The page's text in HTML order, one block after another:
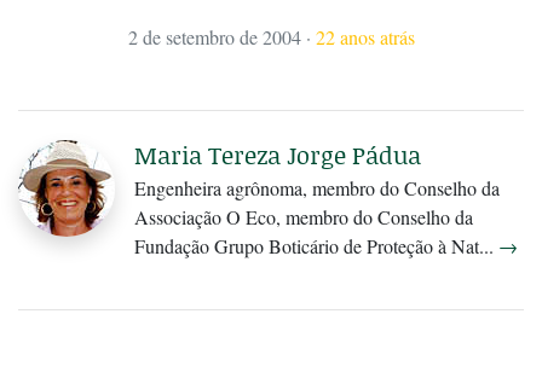
2 de setembro de 2004 · 22 anos atrás
Maria Tereza Jorge Pádua
Engenheira agrônoma, membro do Conselho da
Associação O Eco, membro do Conselho da
Fundação Grupo Boticário de Proteção à Nat... →